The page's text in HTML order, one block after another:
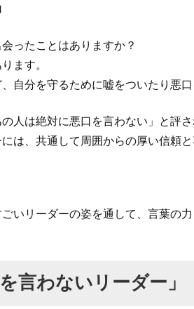
ったことはありますか？
ます。
自分を守るために嘘をついたり悪口
人は絶対に悪口を言わない」と評
は、共通して周囲からの厚い信頼
いリーダーの姿を通して、言葉の
言わないリーダー」